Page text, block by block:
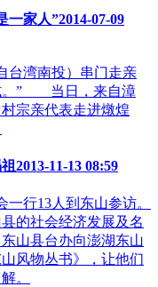
一家人”2014-07-09
台湾南投）串门走亲
。” 当日，来自漳
宗亲代表走进燉煌
2013-11-13 08:59
行13人到东山参访。
的社会经济发展及名
山县台办向澎湖东山
风物丛书》，让他们
。